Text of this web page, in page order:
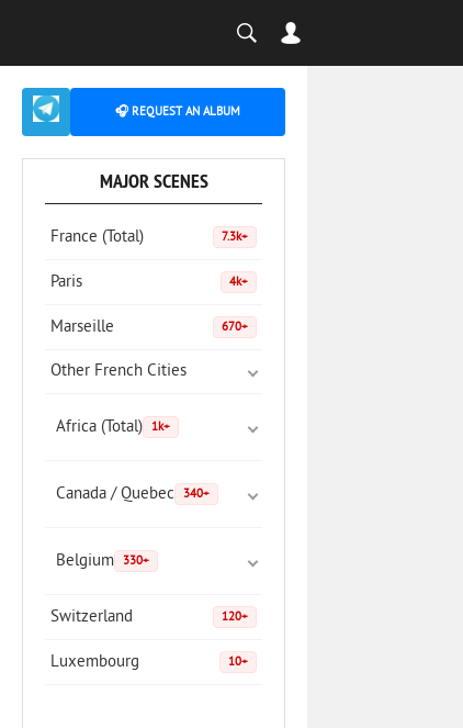
🎧 REQUEST AN ALBUM
MAJOR SCENES
France (Total) 7.3k+
Paris 4k+
Marseille 670+
Other French Cities
Africa (Total) 1k+
Canada / Quebec 340+
Belgium 330+
Switzerland 120+
Luxembourg 10+